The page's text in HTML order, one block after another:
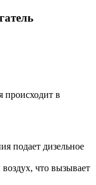
происходит в
подает дизельное
что вызывает